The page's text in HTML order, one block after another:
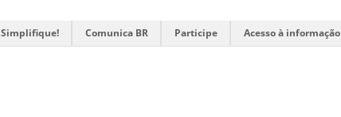
Simplifique! Comunica BR Participe Acesso à informação